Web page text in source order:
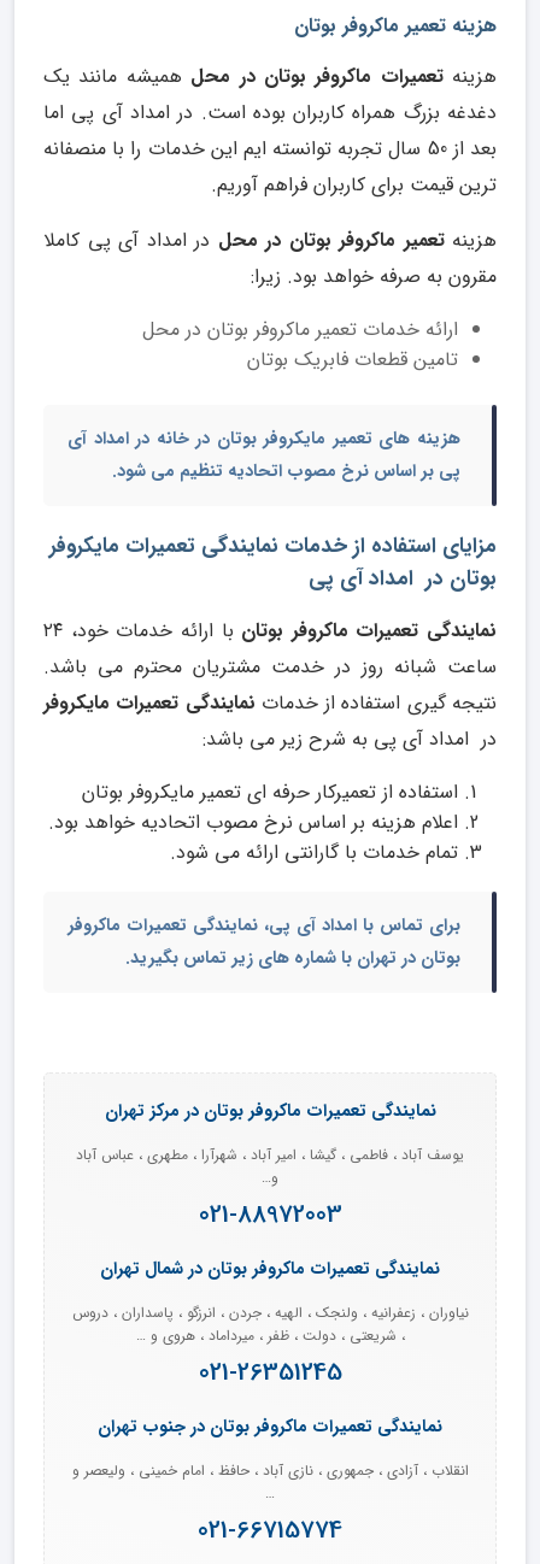
هزینه تعمیر ماکروفر بوتان
هزینهتعمیرات ماکروفر بوتان در محل همیشه مانند یک
دغدغه بزرگ همراه کاربران بوده است. در امداد آی پی اما
بعد از 50 سال تجربه توانسته ایم این خدمات را با منصفانه
ترین قیمت برای کاربران فراهم آوریم.
هزینهتعمیر ماکروفر بوتان در محل در امداد آی پی کاملا
مقرون به صرفه خواهد بود. زیرا:
ارائه خدمات تعمیر ماکروفر بوتان در محل
تامین قطعات فابریک بوتان
هزینه های تعمیر مایکروفر بوتان در خانه در امداد آی
پی بر اساس نرخ مصوب اتحادیه تنظیم می شود.
مزایای استفاده از خدمات نمایندگی تعمیرات مایکروفر
بوتان در امداد آی پی
نمایندگی تعمیرات ماکروفر بوتان
با ارائه خدمات خود، ۲۴
ساعت شبانه روز در خدمت مشتریان محترم می باشد.
نتیجه گیری استفاده از خدمات نمایندگی تعمیرات مایکروفر
در امداد آی پی به شرح زیر می باشد:
استفاده از تعمیرکار حرفه ای تعمیر مایکروفر بوتان
اعلام هزینه بر اساس نرخ مصوب اتحادیه خواهد بود.
تمام خدمات با گارانتی ارائه می شود.
برای تماس با امداد آی پی، نمایندگی تعمیرات ماکروفر
بوتان در تهران با شماره های زیر تماس بگیرید.
نمایندگی تعمیرات ماکروفر بوتان در مرکز تهران
یوسف آباد ، فاطمی ، گیشا ، امیر آباد ، شهرآرا ، مطهری ، عباس آباد
و…
021-88972003
نمایندگی تعمیرات ماکروفر بوتان در شمال تهران
نیاوران ، زعفرانیه ، ولنجک ، الهیه ، جردن ، انرزگو ، پاسداران ، دروس
، شریعتی ، دولت ، ظفر ، میرداماد ، هروی و …
021-26351245
نمایندگی تعمیرات ماکروفر بوتان در جنوب تهران
انقلاب ، آزادی ، جمهوری ، نازی آباد ، حافظ ، امام خمینی ، ولیعصر و
…
021-66715774